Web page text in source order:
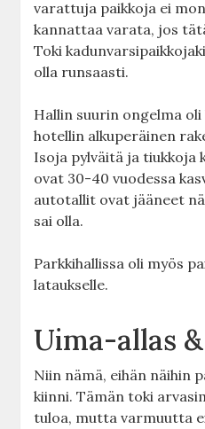
varattuja paikkoja ei
kannattaa varata, jos
Toki
olla runsaasti.
Hallin suurin ongelma
hotellin alkuperäinen
Isoja pylväitä ja tiukkoja
ovat 30-40 vuodessa
autotallit ovat jääneet
sai olla.
Parkkihallissa oli myös
lataukselle.
Uima-allas
Niin nämä, eihän näihin
kiinni. Tämän toki
tuloa, mutta varmuutta